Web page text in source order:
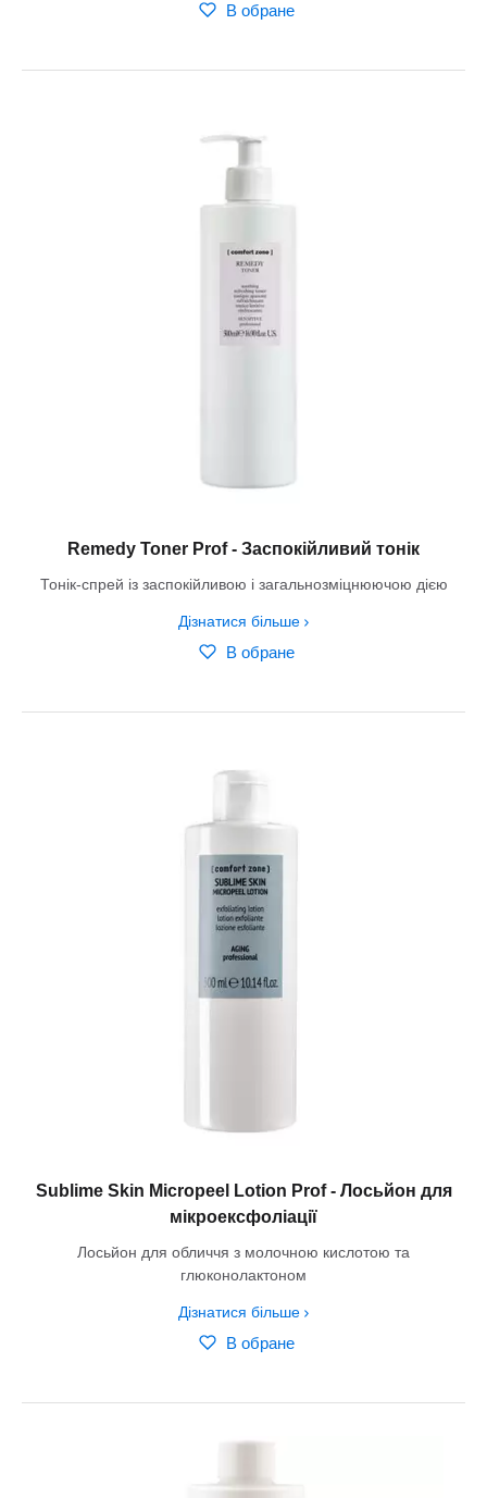
В обране
Remedy Toner Prof - Заспокійливий тонік
Тонік-спрей із заспокійливою і загальнозміцнюючою дією
Дізнатися більше
В обране
Sublime Skin Micropeel Lotion Prof - Лосьйон для
мікроексфоліації
Лосьйон для обличчя з молочною кислотою та
глюконолактоном
Дізнатися більше
В обране